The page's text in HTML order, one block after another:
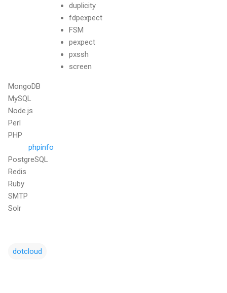
duplicity
fdpexpect
FSM
pexpect
pxssh
screen
MongoDB
MySQL
Node.js
Perl
PHP
phpinfo
PostgreSQL
Redis
Ruby
SMTP
Solr
dotcloud